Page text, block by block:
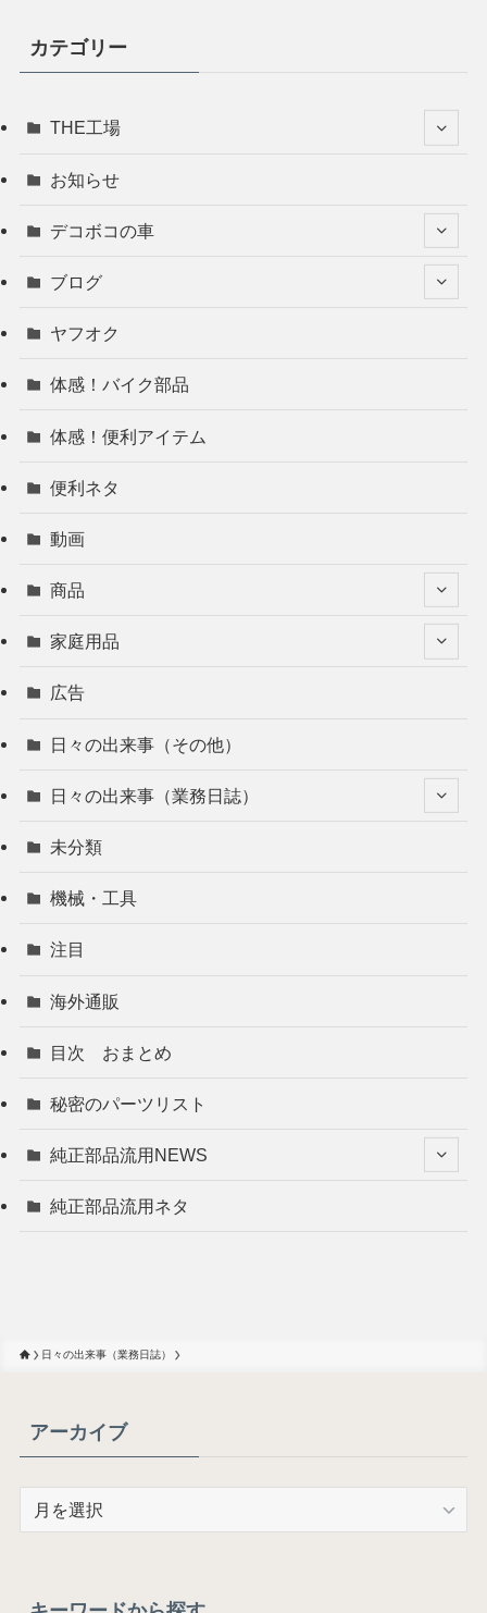
カテゴリー
THE工場
お知らせ
デコボコの車
ブログ
ヤフオク
体感！バイク部品
体感！便利アイテム
便利ネタ
動画
商品
家庭用品
広告
日々の出来事（その他）
日々の出来事（業務日誌）
未分類
機械・工具
注目
海外通販
目次 おまとめ
秘密のパーツリスト
純正部品流用NEWS
純正部品流用ネタ
日々の出来事（業務日誌）
アーカイブ
ブ